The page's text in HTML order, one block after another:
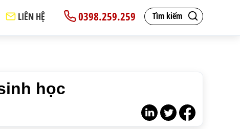
Tìm kiếm
0398.259.259
LIÊN HỆ
học